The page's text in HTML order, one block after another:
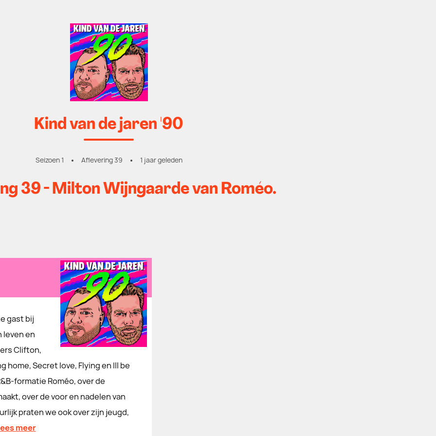
Kind van de jaren '90
Seizoen 1 Aflevering 39 1 jaar geleden
39 - Milton Wijngaarde van Roméo.
gast bij
leven en
Clifton,
home, Secret love, Flying en Ill be
formatie Roméo, over de
over de voor en nadelen van
praten we ook over zijn jeugd,
meer